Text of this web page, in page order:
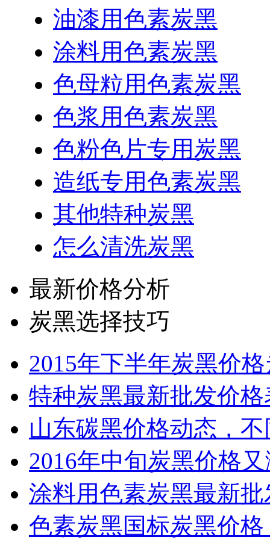
油漆用色素炭黑
涂料用色素炭黑
色母粒用色素炭黑
色浆用色素炭黑
色粉色片专用炭黑
造纸专用色素炭黑
其他特种炭黑
怎么清洗炭黑
最新价格分析
炭黑选择技巧
2015年下半年炭黑价
特种炭黑最新批发价格
山东碳黑价格动态，
2016年中旬炭黑价格
涂料用色素炭黑最新
色素炭黑国标炭黑价格